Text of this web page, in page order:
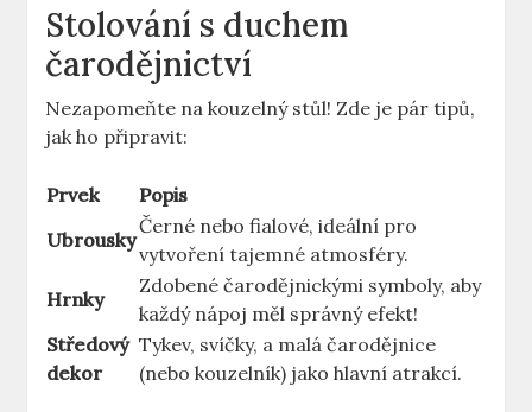
Stolování s duchem
čarodějnictví
Nezapomeňte na kouzelný stůl! Zde je pár⁤ tipů,
jak ho připravit:
Prvek
Popis
Ubrousky
Černé nebo fialové, ideální pro
vytvoření tajemné atmosféry.
Hrnky
Zdobené čarodějnickými symboly, aby
každý nápoj měl správný efekt!
Středový​
dekor
Tykev, svíčky, a malá ⁣čarodějnice
(nebo kouzelník) jako hlavní‌ atrakcí.